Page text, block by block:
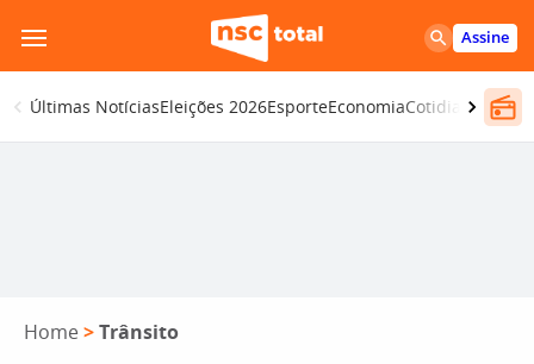
para
o
conteúdo
Assine
Últimas NotíciasEleições 2026EsporteEconomiaCotidiano
Home >Trânsito